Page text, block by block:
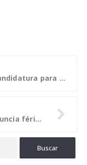
Relação de Registro de candidatura para Presidente do CREA-MT e candidatura para Diretor Geral e Diretor Administrativo da Mútua
Conselheiro Antonio Joaquim anuncia férias e aposentadoria do TCE-MT